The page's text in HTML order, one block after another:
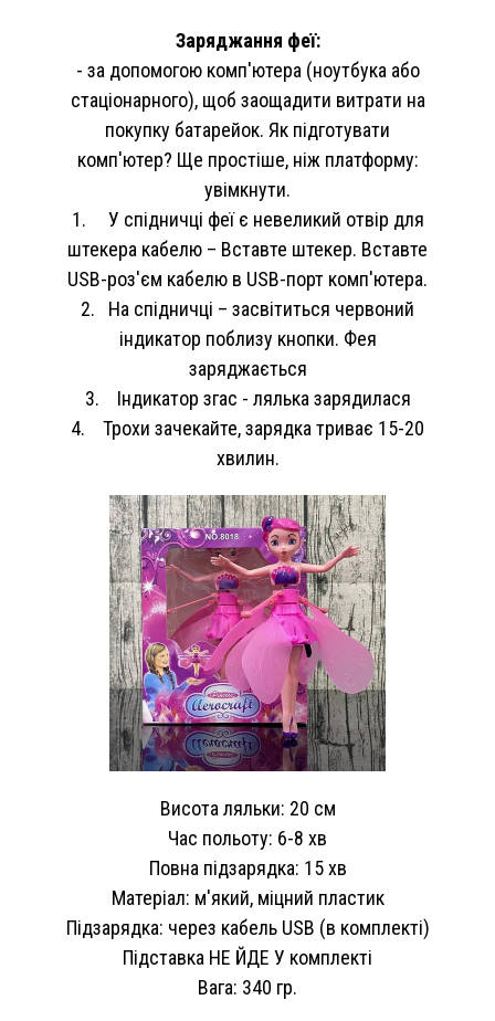
Заряджання феї:
- за допомогою комп'ютера (ноутбука або
стаціонарного), щоб заощадити витрати на
покупку батарейок. Як підготувати
комп'ютер? Ще простіше, ніж платформу:
увімкнути.
1. У спідничці феї є невеликий отвір для
штекера кабелю – Вставте штекер. Вставте
USB-роз'єм кабелю в USB-порт комп'ютера.
2. На спідничці – засвітиться червоний
індикатор поблизу кнопки. Фея
заряджається
3. Індикатор згас - лялька зарядилася
4. Трохи зачекайте, зарядка триває 15-20
хвилин.
Висота ляльки: 20 см
Час польоту: 6-8 хв
Повна підзарядка: 15 хв
Матеріал: м'який, міцний пластик
Підзарядка: через кабель USB (в комплекті)
Підставка НЕ ​​ЙДЕ У комплекті
Вага: 340 гр.